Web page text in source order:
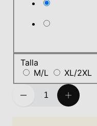
Talla
M/L
XL/2XL